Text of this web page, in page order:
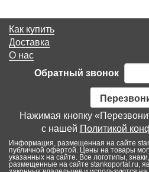
Как купить
Доставка
О нас
Обратный звонок
Нажимая кнопку
с нашей Политикой
Информация, размещенная на сайте
публичной офертой. Цены на товары
указанных на сайте. Все логотипы,
размещенные на сайте stankoportal.ru,